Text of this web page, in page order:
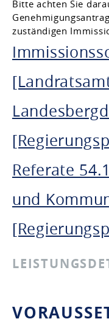
Bitte achten Sie
zuständigen
Referate
und